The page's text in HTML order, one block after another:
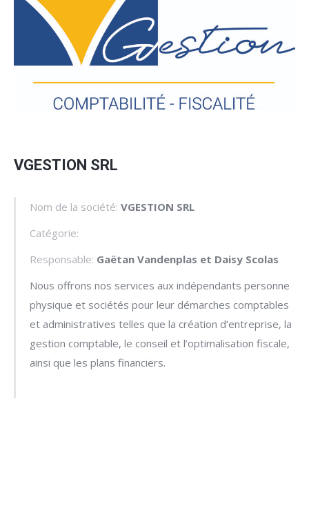
VGESTION SRL
Nom de la société: VGESTION SRL
Catégorie:
Responsable: Gaëtan Vandenplas et Daisy Scolas
Nous offrons nos services aux indépendants personne
physique et sociétés pour leur démarches comptables
et administratives telles que la création d’entreprise, la
gestion comptable, le conseil et l’optimalisation fiscale,
ainsi que les plans financiers.